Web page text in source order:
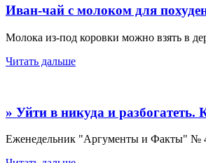
Иван-чай с молоком для
Молока из-под коровки можно взять в
Читать дальше
» Уйти в никуда и
Еженедельник "Аргументы и Факты"